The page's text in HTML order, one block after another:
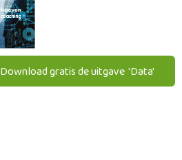
Download gratis de uitgave 'Data'